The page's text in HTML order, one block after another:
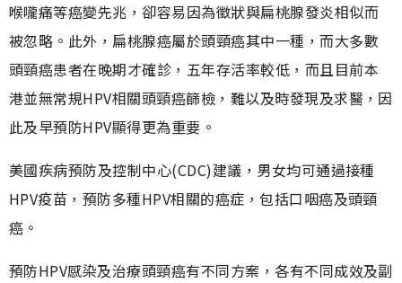
喉嚨痛等癌變先兆，卻容易因為徵狀與扁桃腺發炎相似而
被忽略。此外，扁桃腺癌屬於頭頸癌其中一種，而大多數
頭頸癌患者在晚期才確診，五年存活率較低，而且目前本
港並無常規HPV相關頭頸癌篩檢，難以及時發現及求醫，因
此及早預防HPV顯得更為重要。
美國疾病預防及控制中心(CDC)建議，男女均可通過接種
HPV疫苗，預防多種HPV相關的癌症，包括口咽癌及頭頸
癌。
預防HPV感染及治療頭頸癌有不同方案，各有不同成效及副